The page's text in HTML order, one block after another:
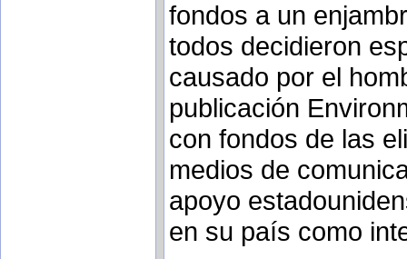
fondos a un
todos decidieron
causado por el
publicación
con fondos de las
medios de
apoyo
en su país como